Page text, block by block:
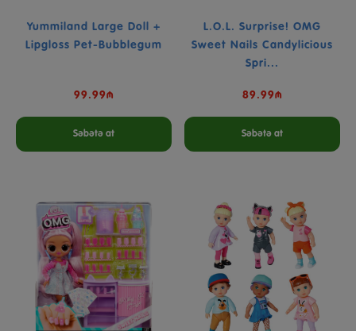
Yummiland Large Doll +
Lipgloss Pet-Bubblegum
99.99₼
Səbətə at
L.O.L. Surprise! OMG
Sweet Nails Candylicious
Spri...
89.99₼
Səbətə at